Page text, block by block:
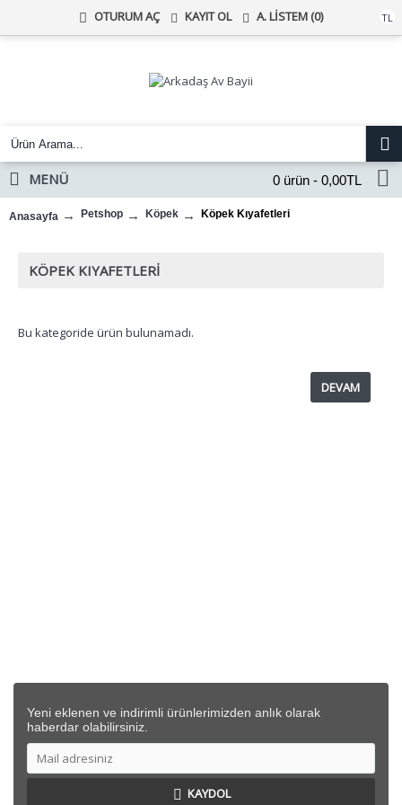
TL
OTURUM AÇ KAYIT OL A. LISTEM (0)
0 ürün - 0,00TL
MENÜ
Anasayfa Petshop Köpek Köpek Kıyafetleri
KÖPEK KIYAFETLERI
Bu kategoride ürün bulunamadı.
DEVAM
Yeni eklenen ve indirimli ürünlerimizden anlık olarak
haberdar olabilirsiniz.
KAYDOL